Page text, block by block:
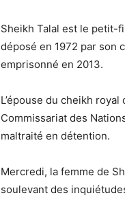
Sheikh Talal est le petit-
déposé en 1972 par son
emprisonné en 2013.
L’épouse du cheikh
Commissariat des
maltraité en détention.
Mercredi, la femme de
soulevant des